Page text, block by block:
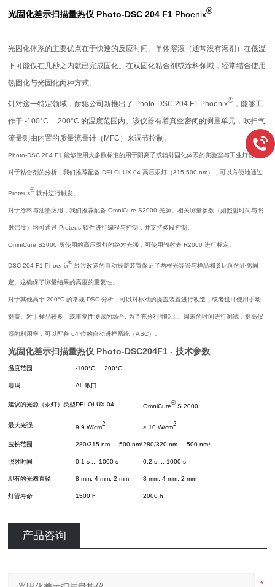
光固化差示扫描量热仪 Photo-DSC 204 F1 Phoenix®
光固化体系的主要优点在于快速的反应时间。单体溶液（通常没有溶剂）在低温
下可能仅在几秒之内就已完成固化。在双固化粘合剂或涂料领域，经常结合使用
热固化与光固化两种方式。
针对这一特定领域，耐驰公司新推出了 Photo-DSC 204 F1 Phoenix® ，能够工
作于 -100°C ... 200°C 的温度范围内。该仪器有着真空密闭的测量单元，吹扫气
流量则由内置的质量流量计（MFC）来调节控制。
Photo-DSC 204 F1 能够使用大多数标准的用于阳离子或辐射固化体系的实验室与工业灯管。
对于粘合剂的分析，我们推荐配备 DELOLUX 04 高压汞灯（315-500 nm），可以方便地通过
Proteus
®
软件进行触发。
对于涂料与油墨应用，我们推荐配备 OmniCure S2000 光源。相关测量参数（如照射时间与照
射强度）均可通过 Proteus 软件进行编程与控制，并支持多段控制。
OmniCure S2000 所使用的高压汞灯的绝对光强，可使用辐射表 R2000 进行标定。
DSC 204 F1 Phoenix
®
经过改造的自动提盖装置保证了两根光导管与样品和参比间的距离固
定。这确保了测量结果的高度的重复性。
对于其他高于 200°C 的常规 DSC 分析，可以对标准的提盖装置进行改造，或者也可使用手动
提盖。对于样品较多、或重复性测试的场合, 为了充分利用晚上、周末的时间进行测试，提高仪
器的利用率，可以配备 64 位的自动进样系统（ASC）。
光固化差示扫描量热仪 Photo-DSC204F1 - 技术参数
温度范围 -100°C ... 200°C
坩埚 Al, 敞口
建议的光源（汞灯）类型DELOLUX 04 OmniCure
®
S 2000
最大光强 9.9 W/cm
2
> 10 W/cm
2
波长范围 280/315 nm ... 500 nm*280/320 nm ... 500 nm*
照射时间 0.1 s ... 1000 s 0.2 s ... 1000 s
现有的光圈直径 8 mm, 4 mm, 2 mm 8 mm, 4 mm, 2 mm
灯管寿命 1500 h 2000 h
产品咨询